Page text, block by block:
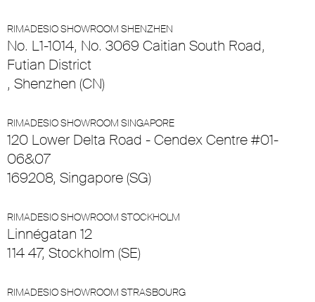
RIMADESIO SHOWROOM SHENZHEN
No. L1-1014, No. 3069 Caitian South Road,
Futian District
, Shenzhen (CN)
RIMADESIO SHOWROOM SINGAPORE
120 Lower Delta Road - Cendex Centre #01-
06&07
169208, Singapore (SG)
RIMADESIO SHOWROOM STOCKHOLM
Linnégatan 12
114 47, Stockholm (SE)
RIMADESIO SHOWROOM STRASBOURG